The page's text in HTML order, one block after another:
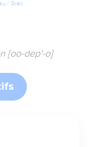
/ Grec
[oo-dep'-o]